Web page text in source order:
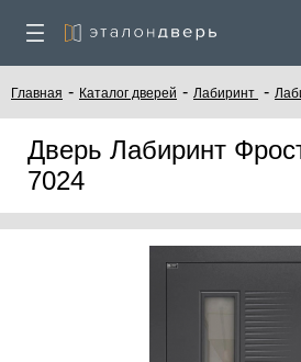
Главная - Каталог дверей - Лабиринт -
Дверь Лабиринт
7024